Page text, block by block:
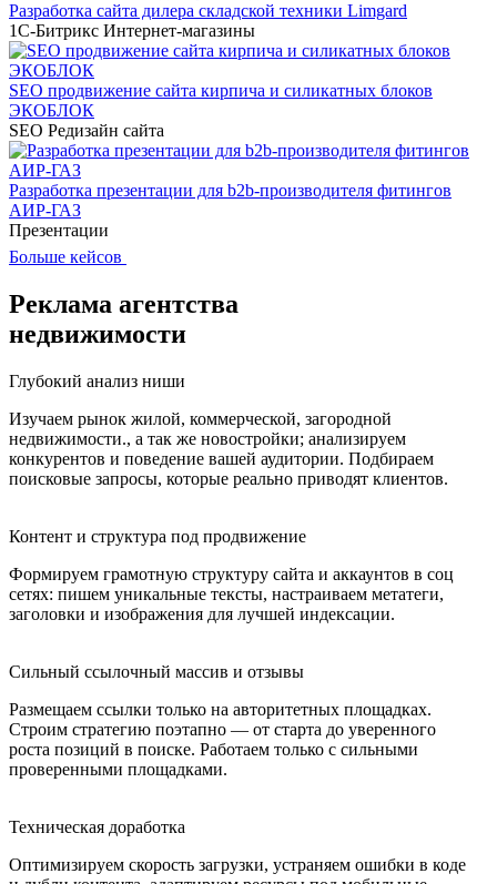
Разработка сайта дилера складской техники Limgard
1С-Битрикс Интернет-магазины
SEO продвижение сайта кирпича и силикатных блоков
ЭКОБЛОК
SEO Редизайн сайта
Разработка презентации для b2b-производителя фитингов
АИР-ГАЗ
Презентации
Больше кейсов
Реклама агентства
недвижимости
Глубокий анализ ниши
Изучаем рынок жилой, коммерческой, загородной
недвижимости., а так же новостройки; анализируем
конкурентов и поведение вашей аудитории. Подбираем
поисковые запросы, которые реально приводят клиентов.
Контент и структура под продвижение
Формируем грамотную структуру сайта и аккаунтов в соц
сетях: пишем уникальные тексты, настраиваем метатеги,
заголовки и изображения для лучшей индексации.
Сильный ссылочный массив и отзывы
Размещаем ссылки только на авторитетных площадках.
Строим стратегию поэтапно — от старта до уверенного
роста позиций в поиске. Работаем только с сильными
проверенными площадками.
Техническая доработка
Оптимизируем скорость загрузки, устраняем ошибки в коде